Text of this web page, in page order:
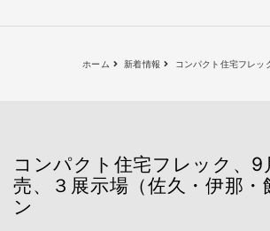
ホーム 新着情報 コンパクト住宅フレッ
コンパクト住宅フレック、9
売、３展示場（佐久・伊那
ン